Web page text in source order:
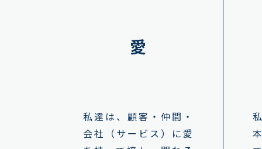
愛
私達は、顧客・仲間・
会社（サービス）に愛